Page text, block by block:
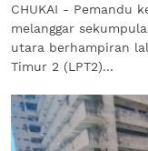
CHUKAI - Pemandu
melanggar
utara berhampiran
Timur 2 (LPT2)...